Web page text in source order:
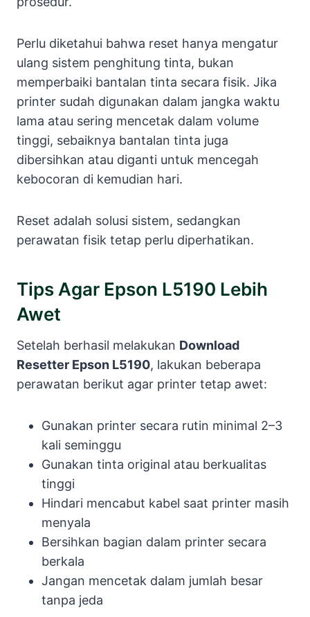
Perlu diketahui bahwa reset hanya mengatur
ulang sistem penghitung tinta, bukan
memperbaiki bantalan tinta secara fisik. Jika
printer sudah digunakan dalam jangka waktu
lama atau sering mencetak dalam volume
tinggi, sebaiknya bantalan tinta juga
dibersihkan atau diganti untuk mencegah
kebocoran di kemudian hari.
Reset adalah solusi sistem, sedangkan
perawatan fisik tetap perlu diperhatikan.
Tips Agar Epson L5190 Lebih
Awet
Setelah berhasil melakukan Download
Resetter Epson L5190, lakukan beberapa
perawatan berikut agar printer tetap awet:
Gunakan printer secara rutin minimal 2–3
kali seminggu
Gunakan tinta original atau berkualitas
tinggi
Hindari mencabut kabel saat printer masih
menyala
Bersihkan bagian dalam printer secara
berkala
Jangan mencetak dalam jumlah besar
tanpa jeda